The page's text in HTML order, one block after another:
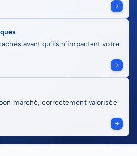
avant qu’ils n’impactent votre
marché, correctement valorisée